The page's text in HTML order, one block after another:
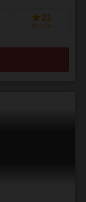
21
持ってる